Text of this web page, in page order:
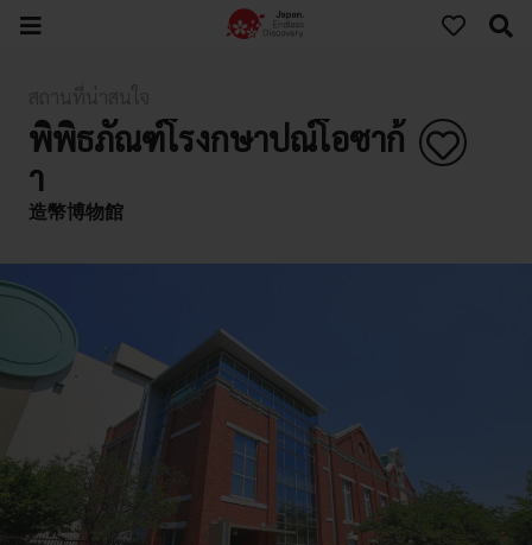
พิพิธภัณฑ์โรงกษาปณ์โอซาก้
า
造幣博物館